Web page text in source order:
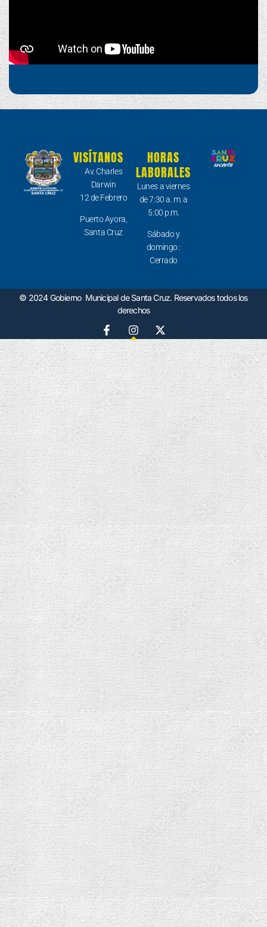
VISÍTANOS
Av. Charles
Darwin
12 de Febrero
Puerto Ayora,
Santa Cruz
HORAS
LABORALES
Lunes a viernes
de 7:30 a. m. a
5:00 p.m.
Sábado y
domingo :
Cerrado
© 2024 Gobierno Municipal de Santa Cruz. Reservados todos los
derechos